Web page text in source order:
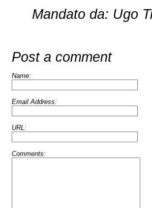
Mandato da: Ugo
Post a comment
Name:
Email Address:
URL:
Comments: